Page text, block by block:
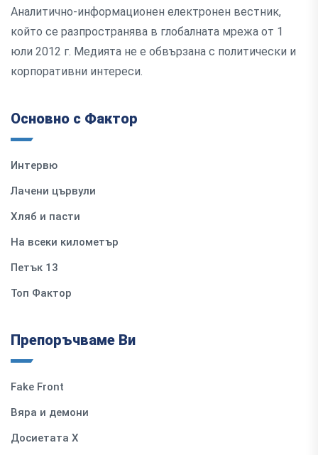
Аналитично-информационен електронен вестник,
който се разпространява в глобалната мрежа от 1
юли 2012 г. Медията не е обвързана с политически и
корпоративни интереси.
Основно с Фактор
Интервю
Лачени цървули
Хляб и пасти
На всеки километър
Петък 13
Топ Фактор
Препоръчваме Ви
Fake Front
Вяра и демони
Досиетата Х